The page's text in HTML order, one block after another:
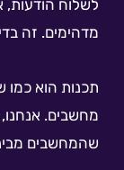
לשלוח הודעות,
מדהימים. זה
תכנות הוא
מחשבים.
שהמחשבים